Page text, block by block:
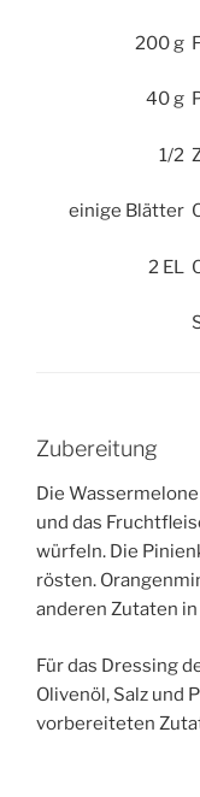
200 g
40 g
1/2
einige Blätter
2 EL
Zubereitung
Die
und das
würfeln. Die
rösten.
anderen Zutaten
Für das Dressing
Olivenöl, Salz und
vorbereiteten